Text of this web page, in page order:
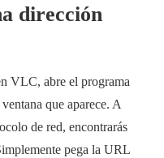
dirección
VLC, abre el programa
que aparece. A
de red, encontrarás
pega la URL